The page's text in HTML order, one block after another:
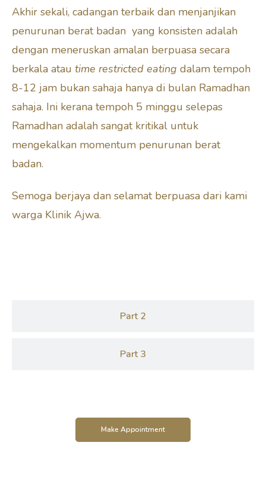
Akhir sekali, cadangan terbaik dan menjanjikan
penurunan berat badan yang konsisten adalah
dengan meneruskan amalan berpuasa secara
berkala atau time restricted eating dalam tempoh
8-12 jam bukan sahaja hanya di bulan Ramadhan
sahaja. Ini kerana tempoh 5 minggu selepas
Ramadhan adalah sangat kritikal untuk
mengekalkan momentum penurunan berat
badan.
Semoga berjaya dan selamat berpuasa dari kami
warga Klinik Ajwa.
Part 2
Part 3
Make Appointment